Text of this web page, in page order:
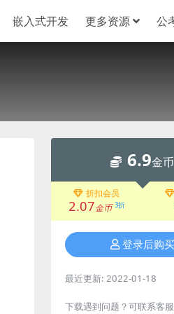
嵌入式开发 更多资源 公
6.9金币
折扣会员
2.07金币 3折
登录后购买
最近更新: 2022-01-18
下载遇到问题？可联系客